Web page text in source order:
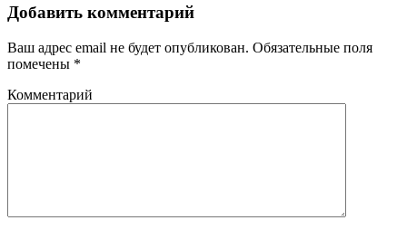
Добавить комментарий
Ваш адрес email не будет опубликован. Обязательные поля
помечены *
Комментарий